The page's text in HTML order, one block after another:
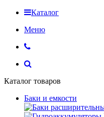
Каталог
Меню
Каталог товаров
Баки и емкости